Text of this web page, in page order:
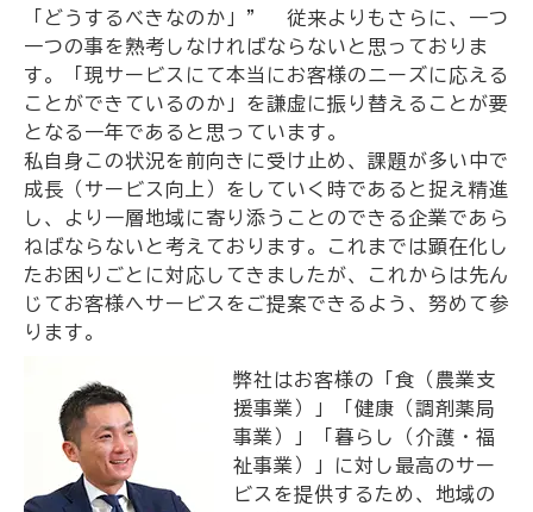
「どうするべきなのか」” 従来よりもさらに、一つ
一つの事を熟考しなければならないと思っておりま
す。「現サービスにて本当にお客様のニーズに応える
ことができているのか」を謙虚に振り替えることが要
となる一年であると思っています。
私自身この状況を前向きに受け止め、課題が多い中で
成長（サービス向上）をしていく時であると捉え精進
し、より一層地域に寄り添うことのできる企業であら
ねばならないと考えております。これまでは顕在化し
たお困りごとに対応してきましたが、これからは先ん
じてお客様へサービスをご提案できるよう、努めて参
ります。
弊社はお客様の「食（農業支
援事業）」「健康（調剤薬局
事業）」「暮らし（介護・福
祉事業）」に対し最高のサー
ビスを提供するため、地域の